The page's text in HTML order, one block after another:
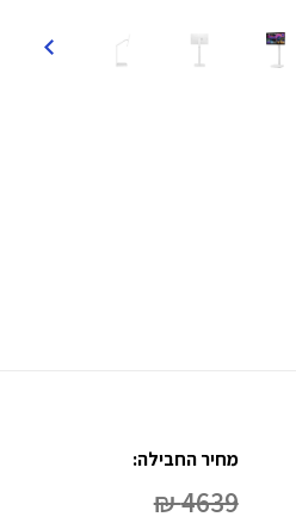
מחיר החבילה:
4639 ₪